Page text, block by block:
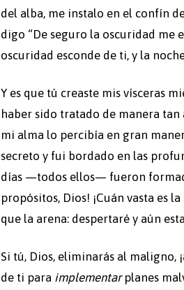
del alba, me instalo en el confín
digo “De seguro la oscuridad me
oscuridad esconde de ti, y la
Y es que tú creaste mis vísceras
haber sido tratado de manera
mi alma lo percibía en gran
secreto y fui bordado en las
días —todos ellos— fueron
propósitos, Dios! ¡Cuán vasta es
que la arena: despertaré y aún
Si tú, Dios, eliminarás al maligno,
de ti para implementarplanes